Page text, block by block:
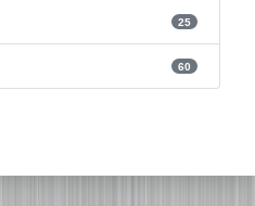
25
60